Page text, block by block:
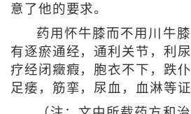
意了他的要求。
药用怀牛膝而不用川牛
有逐瘀通经，通利关节，利
疗经闭癥瘕，胞衣不下，跌
足痿，筋挛，尿血，血淋等证